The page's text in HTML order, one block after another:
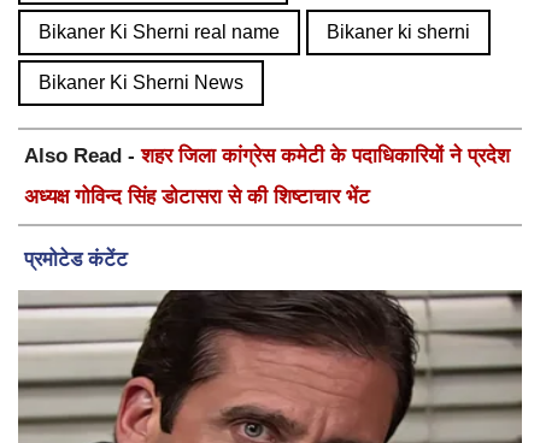
Bikaner Ki Sherni real name Bikaner ki sherni
Bikaner Ki Sherni News
Also Read -शहर जिला कांग्रेस कमेटी के पदाधिकारियों ने प्रदेश
अध्यक्ष गोविन्द सिंह डोटासरा से की शिष्टाचार भेंट